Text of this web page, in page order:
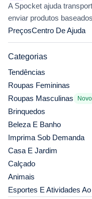
A Spocket ajuda
enviar produtos
PreçosCentro De Ajuda
Categorias
Tendências
Roupas Femininas
Roupas Masculinas
Novo
Brinquedos
Beleza E Banho
Imprima Sob Demanda
Casa E Jardim
Calçado
Animais
Esportes E Atividades